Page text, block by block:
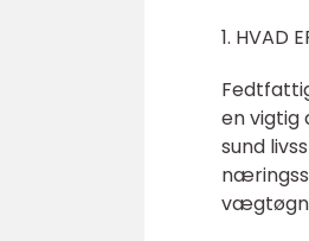
1. HVAD
en vigtig
sund